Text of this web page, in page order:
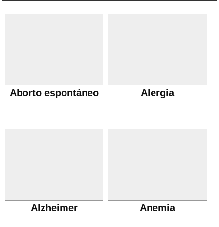
Aborto espontáneo Alergia
Alzheimer Anemia